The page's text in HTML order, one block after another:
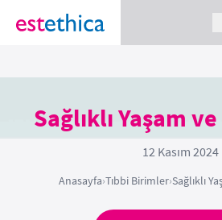
Sağlıklı Yaşam
12 Kasım 2024
Anasayfa›Tıbbi Birimler›Sağlıklı